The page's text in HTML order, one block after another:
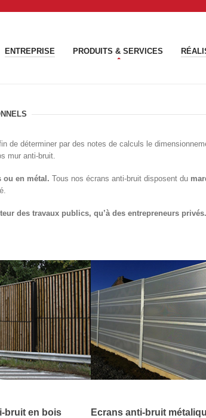
ENTREPRISE PRODUITS & SERVICES
de déterminer par des notes de calculs le
mur anti-bruit.
ou en métal. Tous nos écrans anti-bruit disposent du
des travaux publics, qu’à des entrepreneurs privés.
bruit en bois Ecrans anti-bruit